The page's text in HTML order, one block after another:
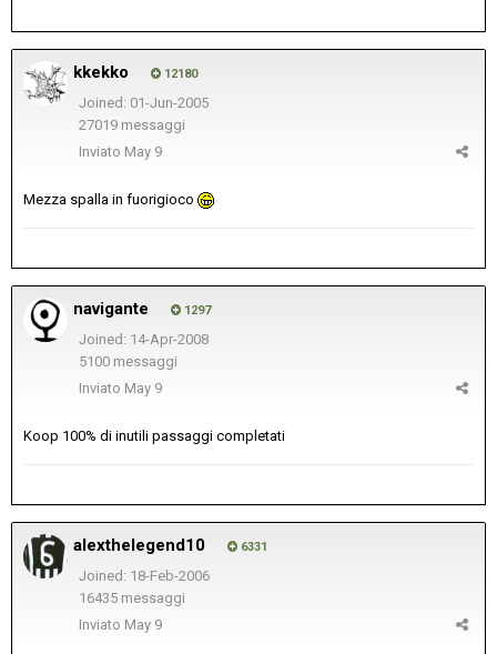
kkekko 12180
Joined: 01-Jun-2005
27019 messaggi
Inviato May 9
Mezza spalla in fuorigioco
navigante 1297
Joined: 14-Apr-2008
5100 messaggi
Inviato May 9
Koop 100% di inutili passaggi completati
alexthelegend10 6331
Joined: 18-Feb-2006
16435 messaggi
Inviato May 9